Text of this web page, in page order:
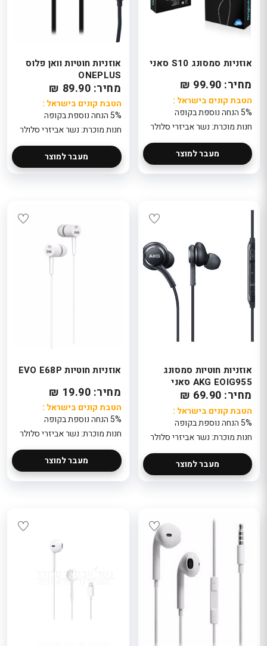
אוזניות סמסונג S10 סאני
מחיר: 99.90 ₪
הטבת קונים בישראל :
5% הנחה נוספת בקופה
חנות מוכרת: נשר אביזרי סלולר
מעבר למוצר
אוזניות חוטיות וואן פלוס
ONEPLUS
מחיר: 89.90 ₪
הטבת קונים בישראל :
5% הנחה נוספת בקופה
חנות מוכרת: נשר אביזרי סלולר
מעבר למוצר
אוזניות ‏חוטיות סמסונג
AKG EOIG955 סאני
מחיר: 69.90 ₪
הטבת קונים בישראל :
5% הנחה נוספת בקופה
חנות מוכרת: נשר אביזרי סלולר
מעבר למוצר
אוזניות חוטיות EVO E68P
מחיר: 19.90 ₪
הטבת קונים בישראל :
5% הנחה נוספת בקופה
חנות מוכרת: נשר אביזרי סלולר
מעבר למוצר